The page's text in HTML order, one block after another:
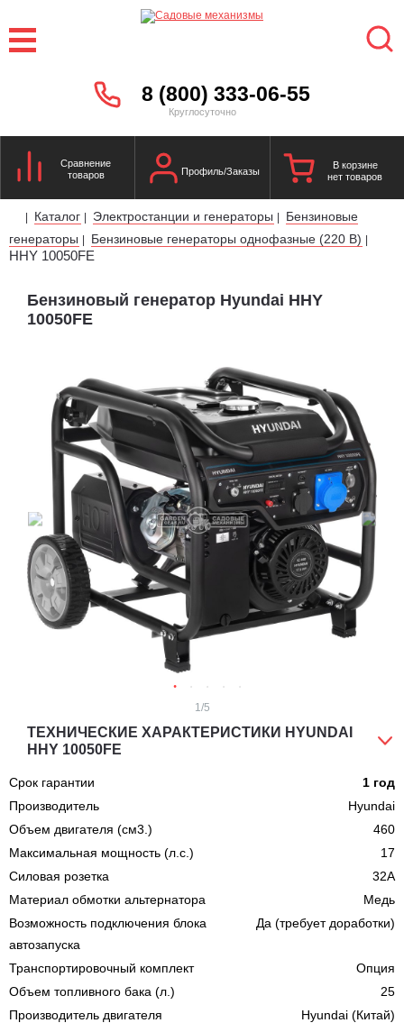
8 (800) 333-06-55
Круглосуточно
Сравнение
товаров
Профиль/Заказы
В корзине
нет товаров
| Каталог | Электростанции и генераторы |
Бензиновые
генераторы | Бензиновые генераторы однофазные (220 В) |
HHY 10050FE
Бензиновый генератор Hyundai HHY
10050FE
1 /5
ТЕХНИЧЕСКИЕ ХАРАКТЕРИСТИКИ HYUNDAI
HHY 10050FE
Срок гарантии
1 год
Производитель
Hyundai
Объем двигателя (см3.)
460
Максимальная мощность (л.с.)
17
Силовая розетка
32A
Материал обмотки альтернатора
Медь
Возможность подключения блока
автозапуска
Да (требует доработки)
Транспортировочный комплект
Опция
Объем топливного бака (л.)
25
Производитель двигателя
Hyundai (Китай)